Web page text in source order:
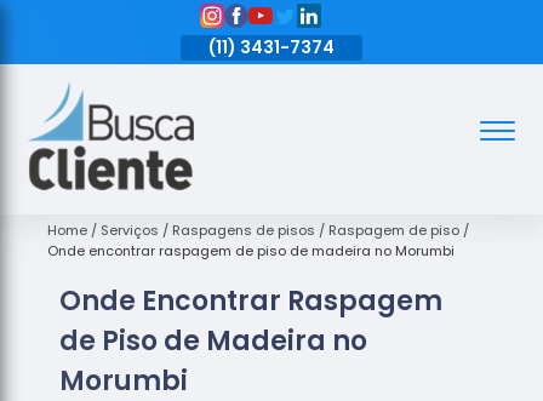
(11) 3431-7374
Assoalhos
de Madeira
Madeira
Empresas
Assoalhos
Home Serviços Raspagens de pisos
Raspagem de piso
Onde encontrar raspagem de piso de madeira no Morumbi
Onde Encontrar Raspagem
de Piso de Madeira no
Morumbi